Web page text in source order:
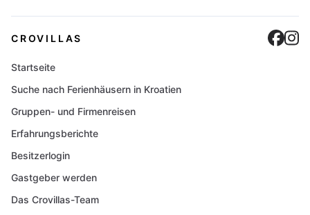
CROVILLAS
Startseite
Suche nach Ferienhäusern in Kroatien
Gruppen- und Firmenreisen
Erfahrungsberichte
Besitzerlogin
Gastgeber werden
Das Crovillas-Team